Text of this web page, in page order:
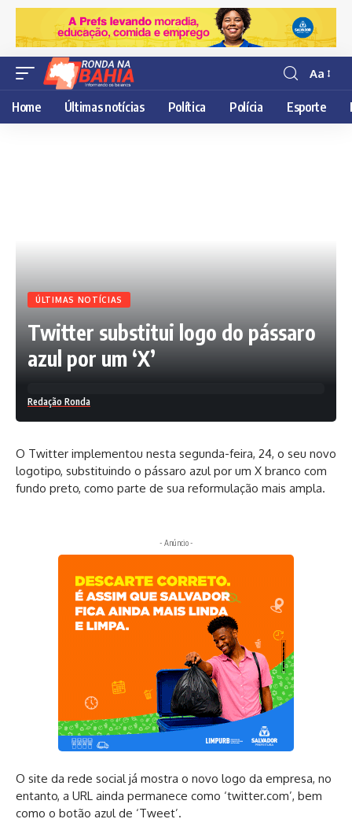
Resisor
de
fonte
Aa
Home Últimas notícias Política Polícia Esporte
ÚLTIMAS NOTÍCIAS
Twitter substitui logo do pássaro
azul por um ‘X’
Redação Ronda
O Twitter implementou nesta segunda-feira, 24, o seu novo
logotipo, substituindo o pássaro azul por um X branco com
fundo preto, como parte de sua reformulação mais ampla.
- Anúncio -
O site da rede social já mostra o novo logo da empresa, no
entanto, a URL ainda permanece como ‘twitter.com’, bem
como o botão azul de ‘Tweet’.